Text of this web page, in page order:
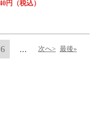
円（税込）
6 ... 次へ> 最後»